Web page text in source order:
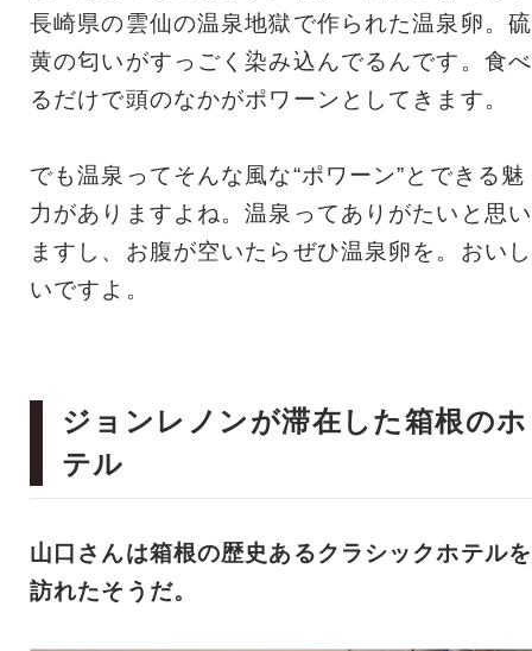
長崎県の雲仙の温泉地獄で作られた温泉卵。硫
黄の匂いがすっごく染み込んでるんです。食べ
るだけで頭のなかがポワーンとしてきます。
でも温泉ってそんな風な“ポワーン”とできる魅
力がありますよね。温泉ってありがたいと思い
ますし、お腹が空いたらぜひ温泉卵を。おいし
いですよ。
ジョンレノンが滞在した箱根のホ
テル
山口さんは箱根の歴史あるクラシックホテルを
訪れたそうだ。